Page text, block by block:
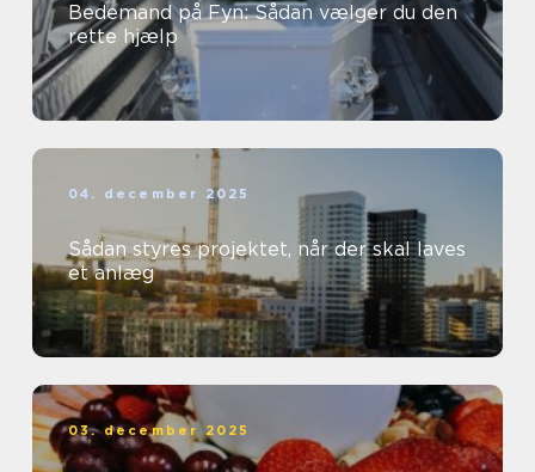
Bedemand på Fyn: Sådan vælger du den
rette hjælp
04. december 2025
Sådan styres projektet, når der skal laves
et anlæg
03. december 2025